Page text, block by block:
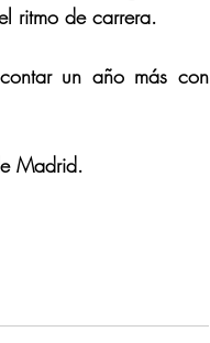
ritmo de carrera.
un año más con
Madrid.